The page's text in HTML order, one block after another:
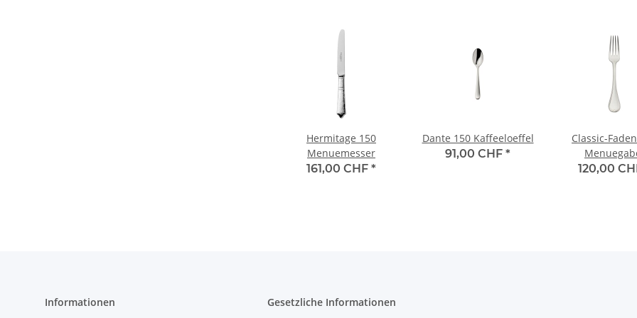
Hermitage 150
Menuemesser
161,00 CHF *
Dante 150 Kaffeeloeffel
91,00 CHF *
Classic-
120,00
Informationen Gesetzliche Informationen